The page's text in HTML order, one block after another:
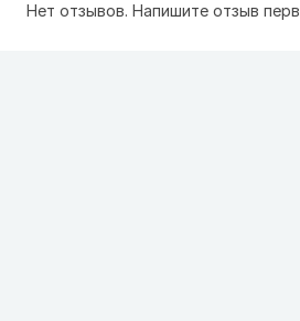
Нет отзывов. Напишите отзыв